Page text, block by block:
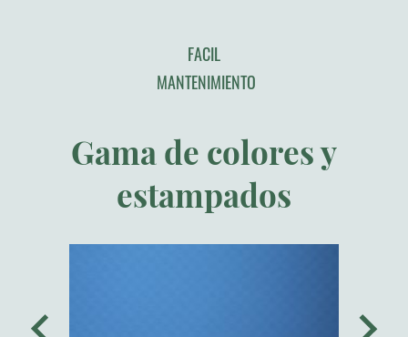
FACIL
MANTENIMIENTO
Gama de colores y
estampados